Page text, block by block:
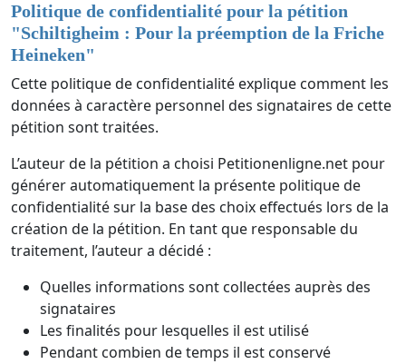
Politique de confidentialité pour la pétition
"Schiltigheim : Pour la préemption de la Friche
Heineken"
Cette politique de confidentialité explique comment les
données à caractère personnel des signataires de cette
pétition sont traitées.
L’auteur de la pétition a choisi Petitionenligne.net pour
générer automatiquement la présente politique de
confidentialité sur la base des choix effectués lors de la
création de la pétition. En tant que responsable du
traitement, l’auteur a décidé :
Quelles informations sont collectées auprès des
signataires
Les finalités pour lesquelles il est utilisé
Pendant combien de temps il est conservé